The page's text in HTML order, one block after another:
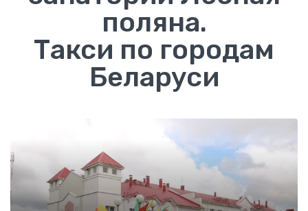
поляна.
Такси по городам
Беларуси